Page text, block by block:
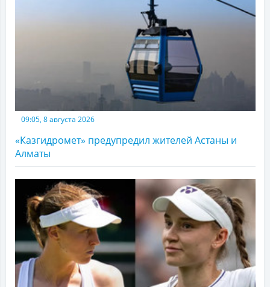
09:05, 8 августа 2026
«Казгидромет» предупредил жителей Астаны и
Алматы